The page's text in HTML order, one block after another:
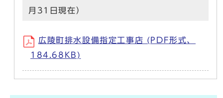
月31日現在）
広陵町排水設備指定工事店 (PDF形式、
184.68KB)